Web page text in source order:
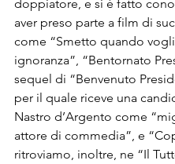
doppiatore, e si è fatto
aver preso parte a film di
come “Smetto quando
ignoranza”, “Bentornato
sequel di “Benvenuto
per il quale riceve una
Nastro d’Argento come
attore di commedia”, e
ritroviamo, inoltre, ne “Il